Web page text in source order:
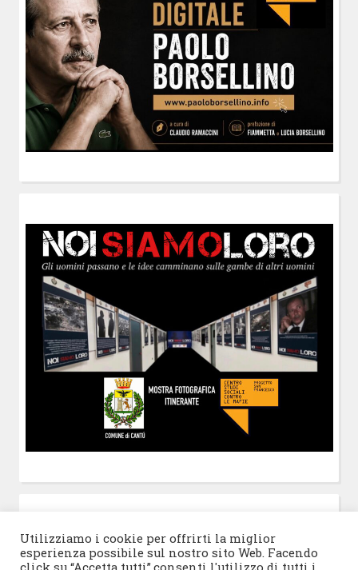
Utilizziamo i cookie per offrirti la miglior
esperienza possibile sul nostro sito Web. Facendo